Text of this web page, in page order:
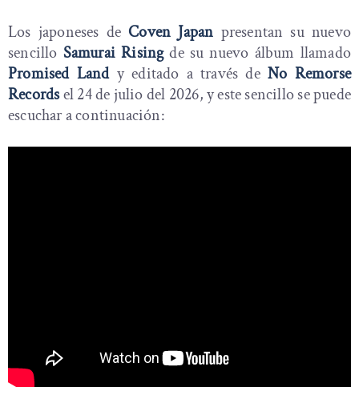
Los japoneses deCoven Japan presentan su nuevo
sencillo Samurai Risingde su nuevo álbum llamado
Promised Landy editado a través deNo Remorse
Recordsel 24 de julio del 2026, y este sencillo se puede
escuchar a continuación: